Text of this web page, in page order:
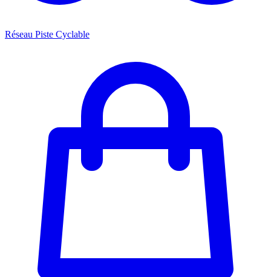
Réseau Piste Cyclable